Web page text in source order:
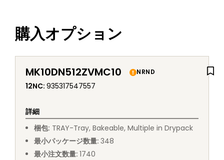
購入オプション
MK10DN512ZVMC10 NRND
12NC: 935317547557
詳細
梱包: TRAY-Tray, Bakeable, Multiple in Drypack
最小パッケージ数量: 348
最小注文数量: 1740